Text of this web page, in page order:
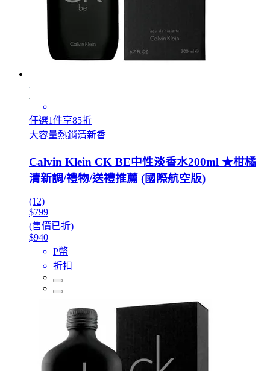
任選1件享85折
大容量熱銷清新香
Calvin Klein CK BE中性淡香水200ml ★柑橘
清新調/禮物/送禮推薦 (國際航空版)
(12)
$799
(售價已折)
$940
P幣
折扣